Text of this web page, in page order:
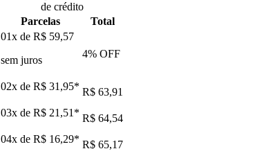
de crédito
Parcelas
Total
01x de R$ 59,57
sem juros
4% OFF
02x de R$ 31,95* R$ 63,91
03x de R$ 21,51 * R$ 64,54
04x de R$ 16,29* R$ 65,17